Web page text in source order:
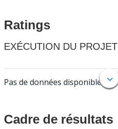
Ratings
EXÉCUTION DU PROJET
Pas de données disponibles.
Cadre de résultats